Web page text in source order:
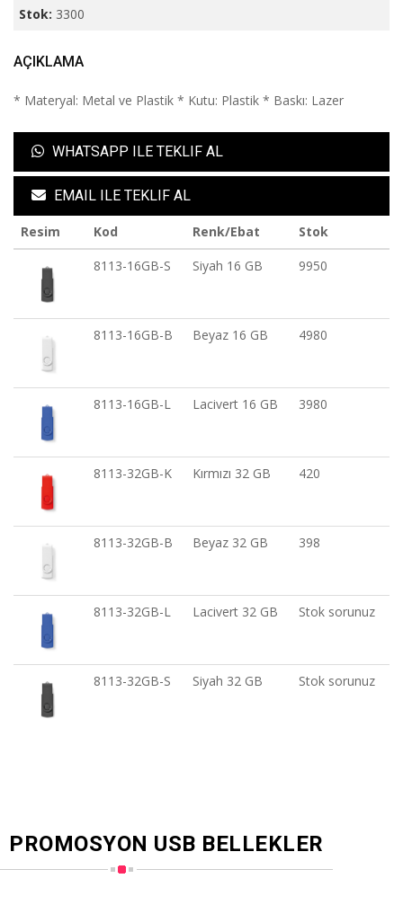
Stok: 3300
AÇIKLAMA
* Materyal: Metal ve Plastik * Kutu: Plastik * Baskı: Lazer
WHATSAPP ILE TEKLIF AL
EMAIL ILE TEKLIF AL
Resim Kod Renk/Ebat
Stok
8113-16GB-S
Siyah 16 GB 9950
8113-16GB-B Beyaz 16 GB 4980
8113-16GB-L Lacivert 16 GB 3980
8113-32GB-K Kırmızı 32 GB 420
8113-32GB-B Beyaz 32 GB 398
8113-32GB-L Lacivert 32 GB Stok sorunuz
8113-32GB-S Siyah 32 GB Stok sorunuz
PROMOSYON USB BELLEKLER